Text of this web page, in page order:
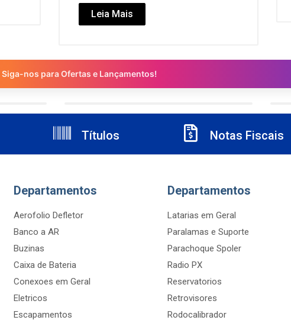
Leia Mais
Siga-nos para Ofertas e Lançamentos!
Títulos Notas Fiscais
Departamentos
Aerofolio Defletor
Banco a AR
Buzinas
Caixa de Bateria
Conexoes em Geral
Eletricos
Escapamentos
Departamentos
Latarias em Geral
Paralamas e Suporte
Parachoque Spoler
Radio PX
Reservatorios
Retrovisores
Rodocalibrador